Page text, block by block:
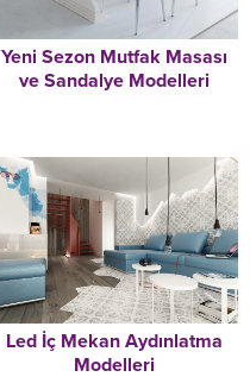
Yeni Sezon Mutfak Masası
ve Sandalye Modelleri
Led İç Mekan Aydınlatma
Modelleri